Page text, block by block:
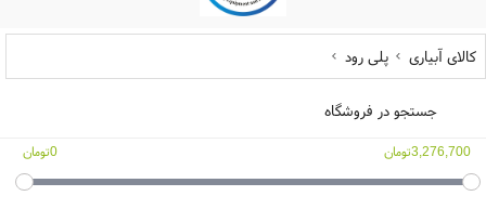
کالای آبیاری پلی رود
جستجو در فروشگاه
3,276,700تومان 0تومان